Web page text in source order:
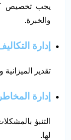
يجب تخصيص
والخبرة.
إدارة
تقدير
إدارة المخاطر
التنبؤ
لها.